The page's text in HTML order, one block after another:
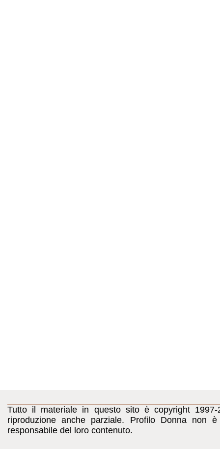
Tutto il materiale in questo sito è copyright
riproduzione anche parziale. Profilo Donna
responsabile del loro contenuto.